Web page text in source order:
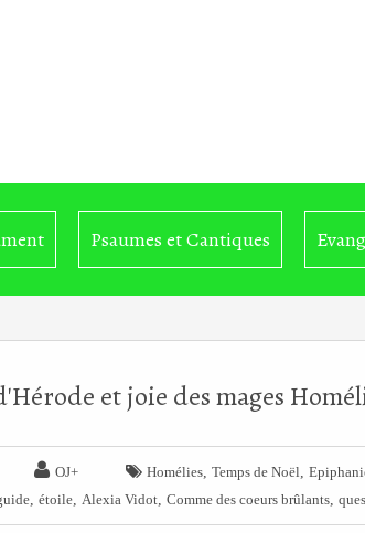
Psaumes et Cantiques
et joie des mages
 OJ+  Homélies Temps de Noël
étoile Alexia Vidot Comme des coeurs brûlants